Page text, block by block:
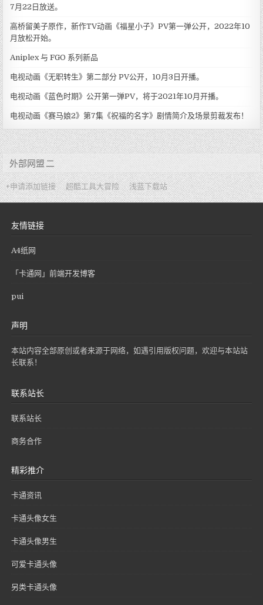
7月22日放送。
高桥留美子原作，新作TV动画《福星小子》PV第一弹公开，2022年10
月放松开始。
Aniplex 与 FGO 系列新品
电视动画《无职转生》第二部分 PV公开，10月3日开播。
电视动画《蓝色时期》公开第一弹PV，将于2021年10月开播。
电视动画《赛马娘2》第7集《祝福的名字》剧情简介及场景剪裁发布！
外部网盟 二
+申请添加链接 超酷工具大冒险 浅蓝下载站
友情链接
A4纸网
「卡通网」前端开发博客
pui
声明
本站内容全部原创或者来源于网络，如遇引用版权问题，欢迎与本站站
长联系！
联系站长
联系站长
商务合作
精彩推介
卡通资讯
卡通头像女生
卡通头像男生
可爱卡通头像
另类卡通头像